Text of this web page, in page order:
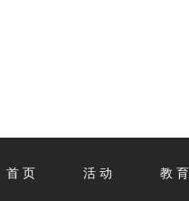
首 页 活 动 教 育